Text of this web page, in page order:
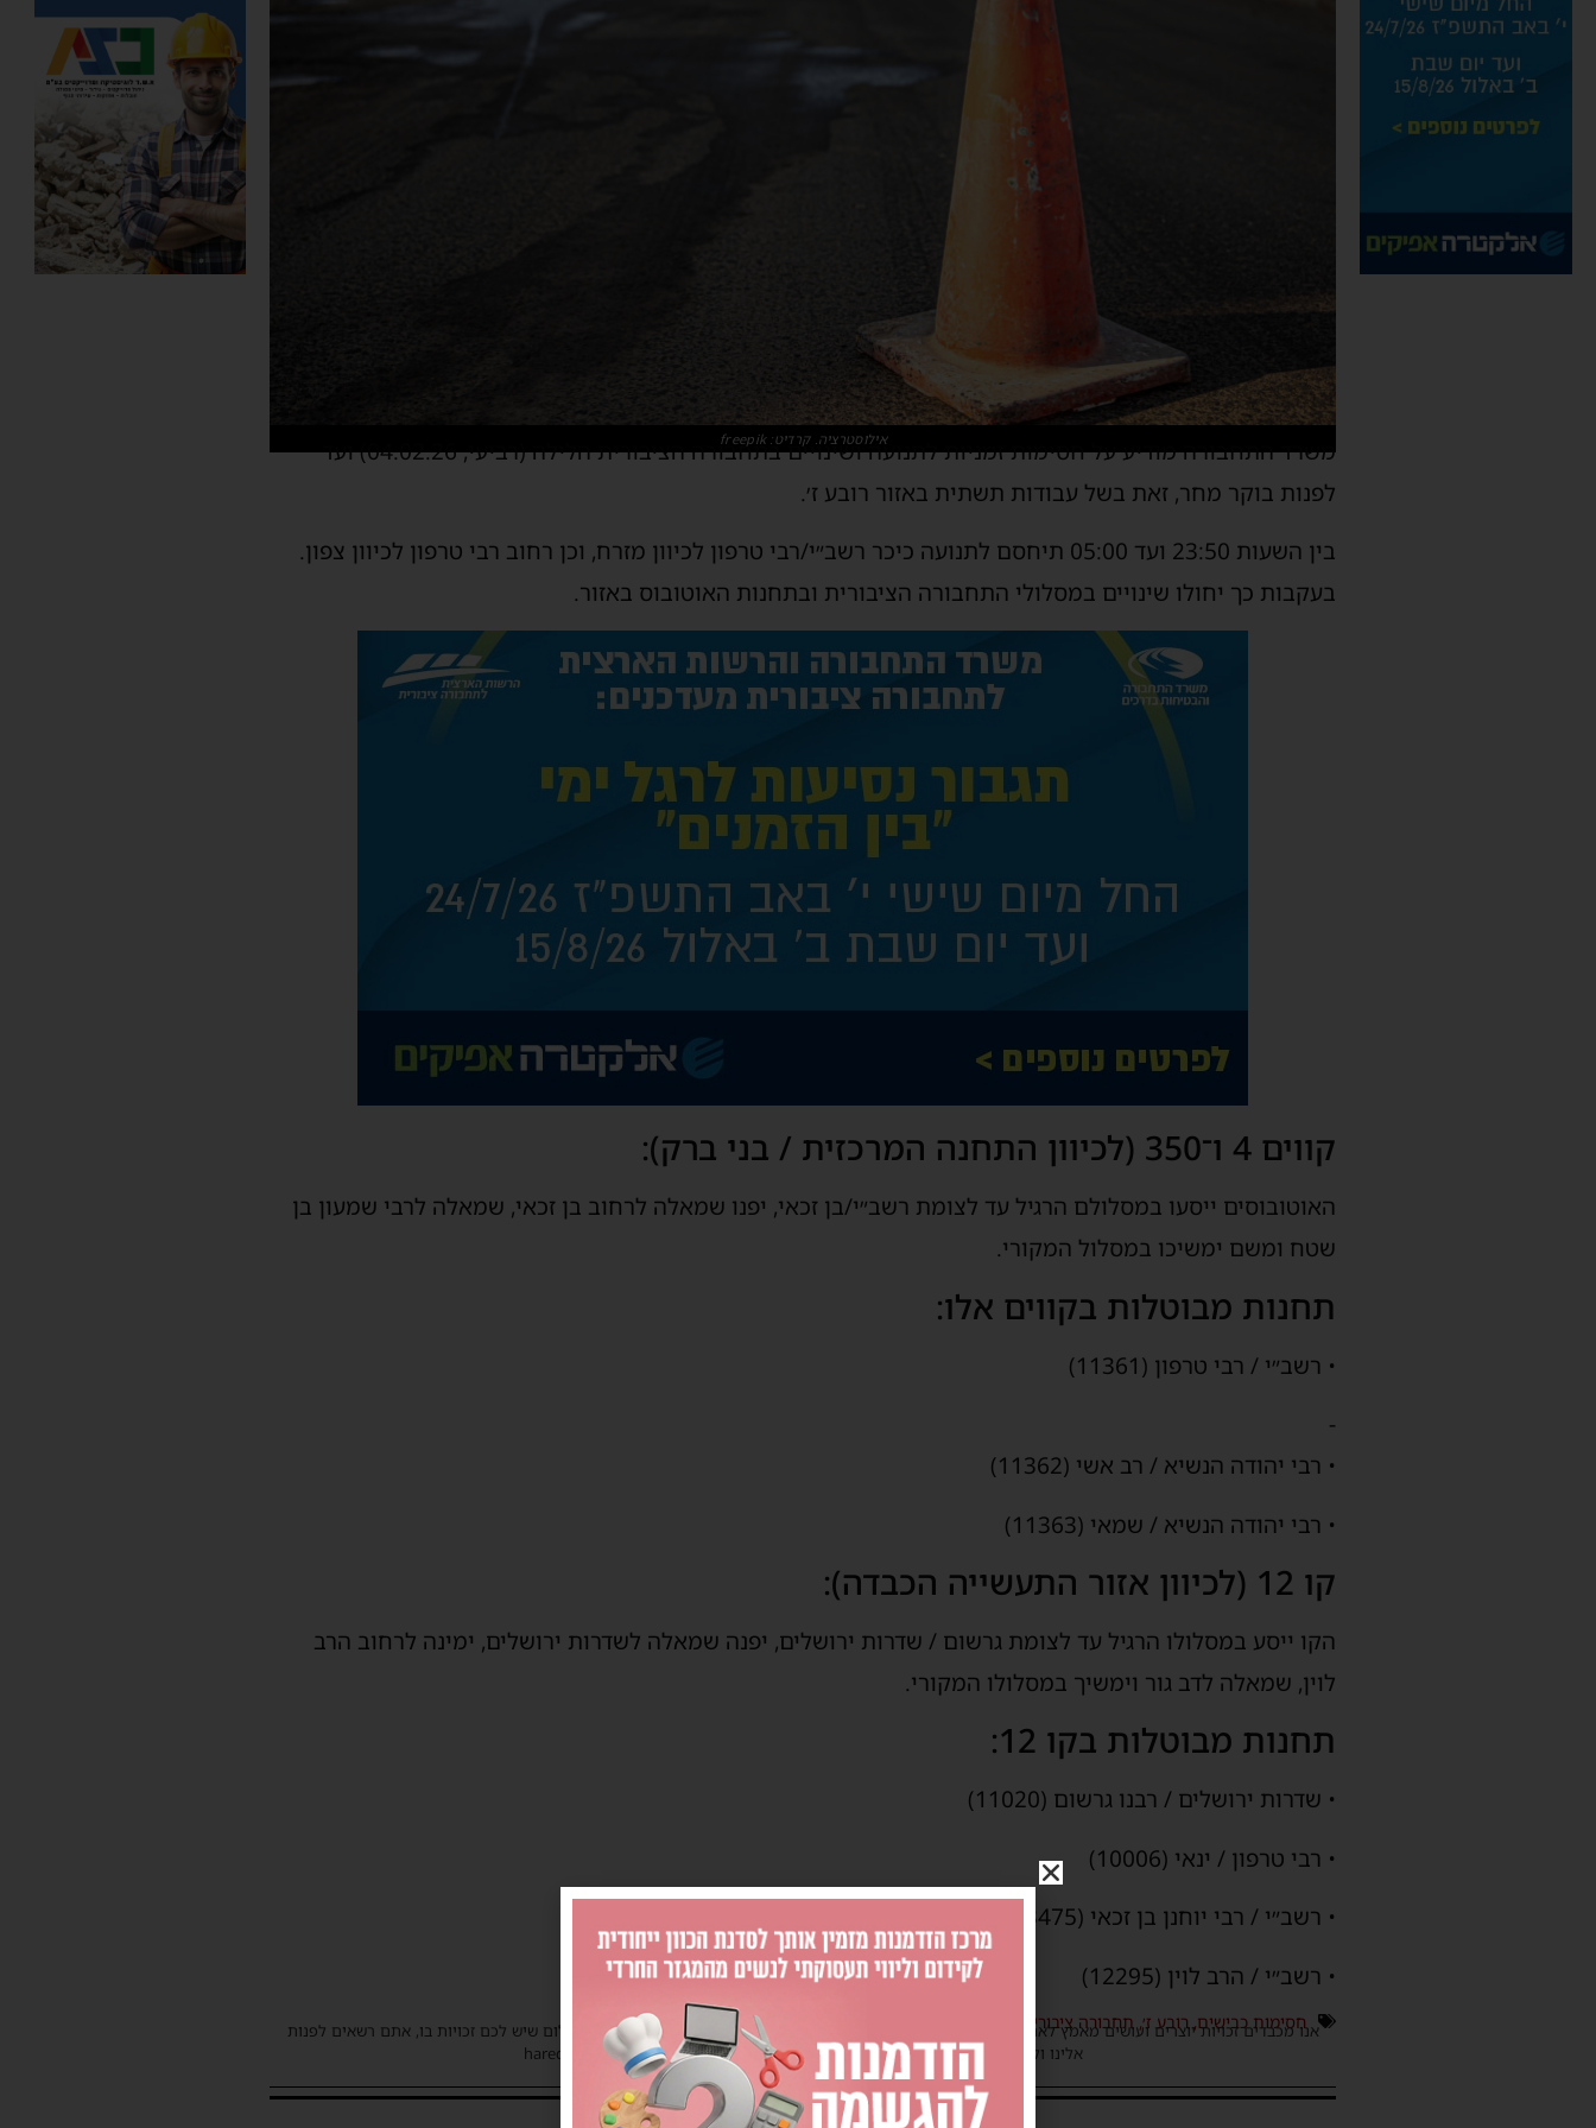
אילוסטרציה. קרדיט: freepik
משרד התחבורה מודיע על חסימות זמניות לתנועה ושינויים בתחבורה הציבורית הלילה (רביעי, 04.02.26) ועד
לפנות בוקר מחר, זאת בשל עבודות תשתית באזור רובע ז׳.
בין השעות 23:50 ועד 05:00 תיחסם לתנועה כיכר רשב״י/רבי טרפון לכיוון מזרח, וכן רחוב רבי טרפון לכיוון צפון.
בעקבות כך יחולו שינויים במסלולי התחבורה הציבורית ובתחנות האוטובוס באזור.
קווים 4 ו־350 (לכיוון התחנה המרכזית / בני ברק):
האוטובוסים ייסעו במסלולם הרגיל עד לצומת רשב״י/בן זכאי, יפנו שמאלה לרחוב בן זכאי, שמאלה לרבי שמעון בן
שטח ומשם ימשיכו במסלול המקורי.
תחנות מבוטלות בקווים אלו:
• רשב״י / רבי טרפון (11361)
-
• רבי יהודה הנשיא / רב אשי (11362)
• רבי יהודה הנשיא / שמאי (11363)
קו 12 (לכיוון אזור התעשייה הכבדה):
הקו ייסע במסלולו הרגיל עד לצומת גרשום / שדרות ירושלים, יפנה שמאלה לשדרות ירושלים, ימינה לרחוב הרב
לוין, שמאלה לדב גור וימשיך במסלולו המקורי.
תחנות מבוטלות בקו 12:
• שדרות ירושלים / רבנו גרשום (11020)
• רבי טרפון / ינאי (10006)
• רשב״י / רבי יוחנן בן זכאי (13475)
• רשב״י / הרב לוין (12295)
חסימות כבישים,רובע ז׳,תחבורה ציבורית
אנו מכבדים זכויות יוצרים ועושים מאמץ לאתר את בעלי הזכויות בצילומים המגיעים לידינו. אם זיהיתים בפרסומינו צילום שיש לכם זכויות בו, אתם רשאים לפנות
אלינו ולבקש לחדול מהשימוש באמצעות כתובת המייל: haredim.ashdod@gmail.com